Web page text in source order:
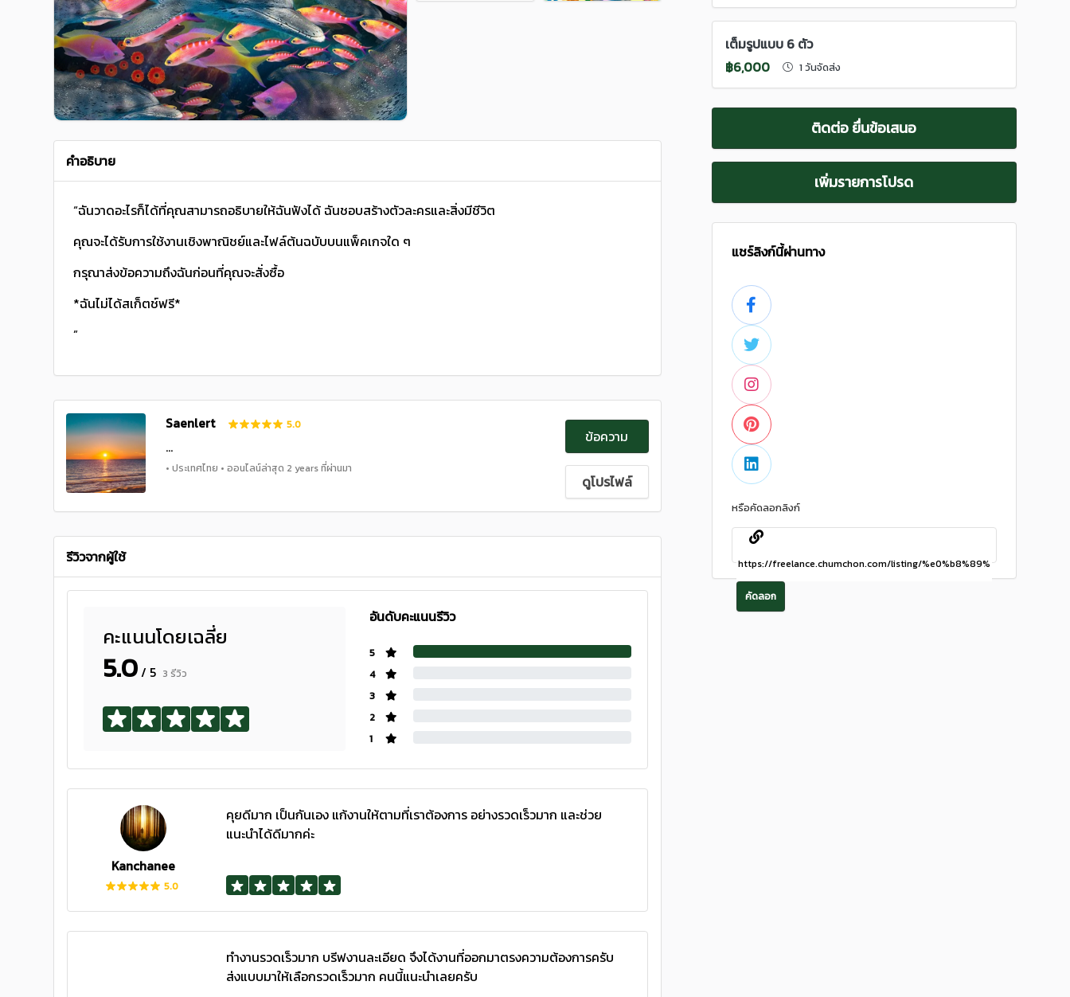
เต็มรูปแบบ 6 ตัว
฿6,000
1 วันจัดส่ง
ติดต่อ ยื่นข้อเสนอ
เพิ่มรายการโปรด
แชร์ลิงก์นี้ผ่านทาง
หรือคัดลอกลิงก์
คัดลอก
คำอธิบาย
“ฉันวาดอะไรก็ได้ที่คุณสามารถอธิบายให้ฉันฟังได้ ฉันชอบสร้างตัวละครและสิ่งมีชีวิต
คุณจะได้รับการใช้งานเชิงพาณิชย์และไฟล์ต้นฉบับบนแพ็คเกจใด ๆ
กรุณาส่งข้อความถึงฉันก่อนที่คุณจะสั่งซื้อ
*ฉันไม่ได้สเก็ตช์ฟรี*
”
Saenlert 5.0
...
• ประเทศไทย • ออนไลน์ล่าสุด 2 years ที่ผ่านมา
ข้อความ
ดูโปรไฟล์
รีวิวจากผู้ใช้
คะแนนโดยเฉลี่ย
5.0/ 5 3 รีวิว
อันดับคะแนนรีวิว
5
4
3
2
1
Kanchanee
5.0
คุยดีมาก เป็นกันเอง แก้งานให้ตามที่เราต้องการ อย่างรวดเร็วมาก และช่วย
แนะนำได้ดีมากค่ะ
ทำงานรวดเร็วมาก บรีฟงานละเอียด จึงได้งานที่ออกมาตรงความต้องการครับ
ส่งแบบมาให้เลือกรวดเร็วมาก คนนี้แนะนำเลยครับ